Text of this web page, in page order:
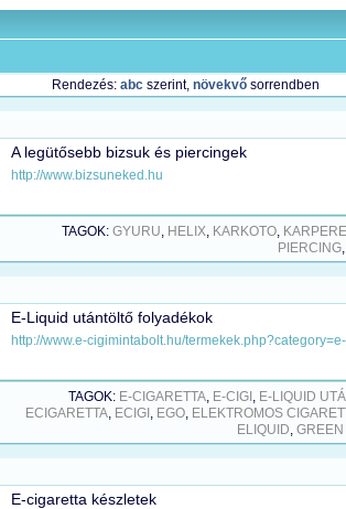
Rendezés: abcszerint, növekvősorrendben
A legütősebb bizsuk és piercingek
http://www.bizsuneked.hu
TAGOK: GYURU, HELIX, KARKOTO,
PIERCING
E-Liquid utántöltő folyadékok
http://www.e-cigimintabolt.hu/
TAGOK: E-CIGARETTA, E-CIGI , E-LIQUID
ECIGARETTA, ECIGI , EGO, ELEKTROMOS
ELIQUID,
E-cigaretta készletek